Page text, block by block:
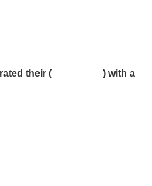
their ( ) with a